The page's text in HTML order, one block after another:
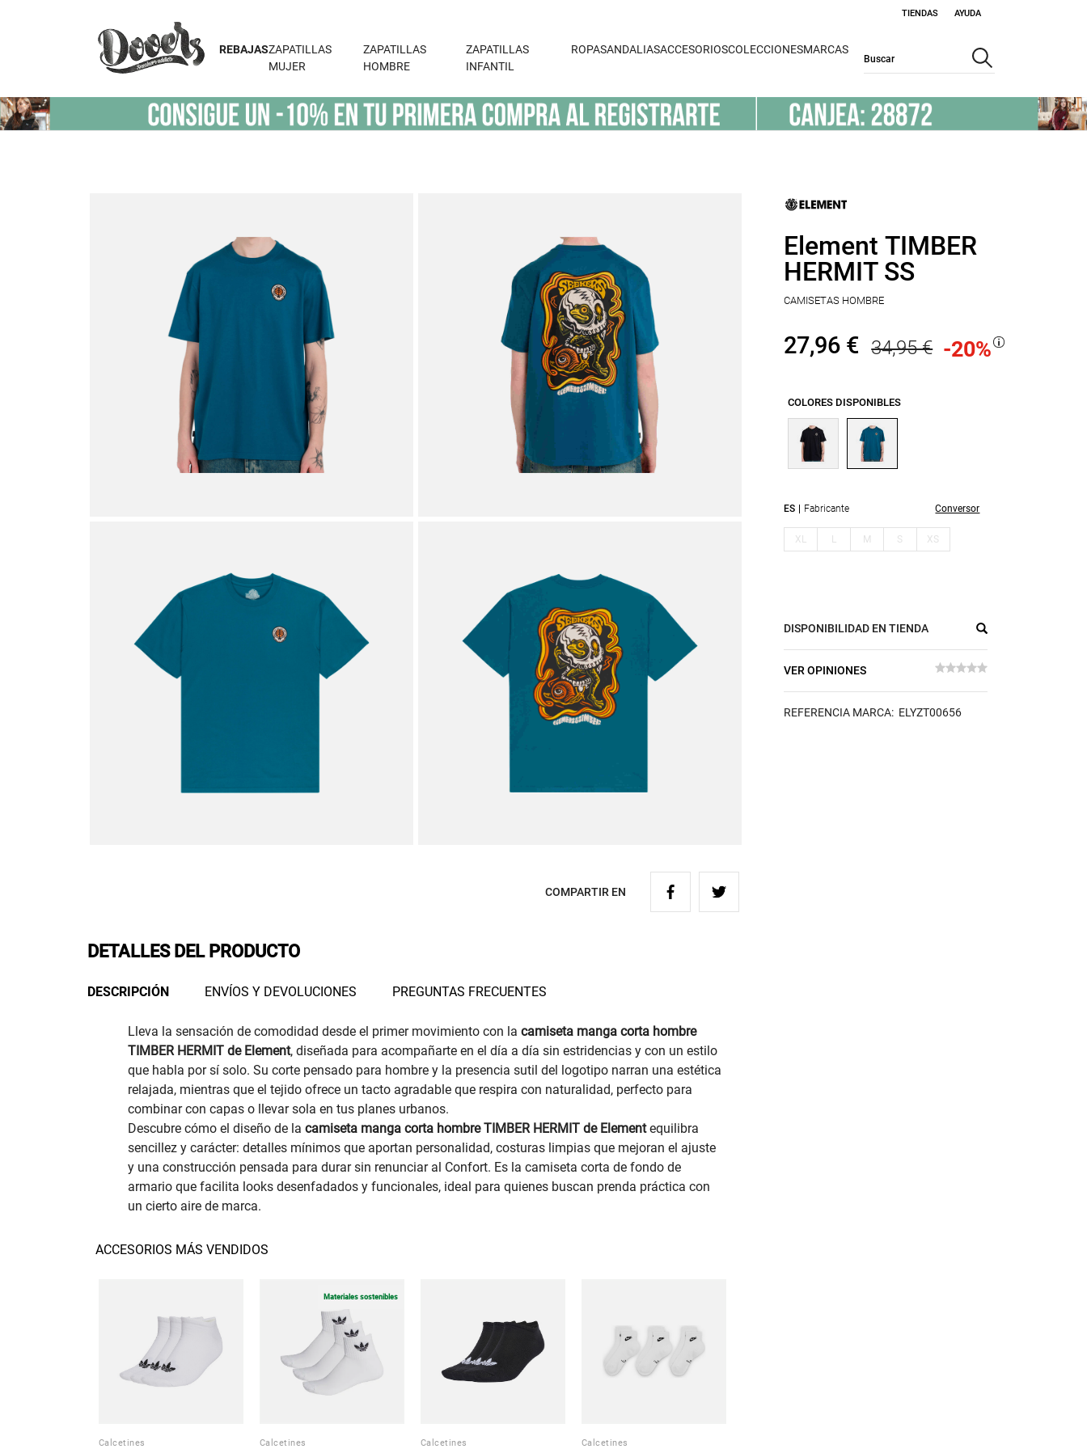
TIENDAS AYUDA
REBAJASZAPATILLAS
MUJER
ZAPATILLAS
HOMBRE
ZAPATILLAS
INFANTIL
ROPASANDALIASACCESORIOSCOLECCIONESMARCAS
Element TIMBER
HERMIT SS
CAMISETAS HOMBRE
27,96 € 34,95 € -20%
COLORES DISPONIBLES
ES Fabricante Conversor
XL L M S XS
DISPONIBILIDAD EN TIENDA
VER OPINIONES
REFERENCIA MARCA: ELYZT00656
COMPARTIR EN
DETALLES DEL PRODUCTO
DESCRIPCIÓN ENVÍOS Y DEVOLUCIONES PREGUNTAS FRECUENTES
Lleva la sensación de comodidad desde el primer movimiento con la camiseta manga corta hombre
TIMBER HERMIT de Element, diseñada para acompañarte en el día a día sin estridencias y con un estilo
que habla por sí solo. Su corte pensado para hombre y la presencia sutil del logotipo narran una estética
relajada, mientras que el tejido ofrece un tacto agradable que respira con naturalidad, perfecto para
combinar con capas o llevar sola en tus planes urbanos.
Descubre cómo el diseño de la camiseta manga corta hombre TIMBER HERMIT de Elementequilibra
sencillez y carácter: detalles mínimos que aportan personalidad, costuras limpias que mejoran el ajuste
y una construcción pensada para durar sin renunciar al Confort. Es la camiseta corta de fondo de
armario que facilita looks desenfadados y funcionales, ideal para quienes buscan prenda práctica con
un cierto aire de marca.
ACCESORIOS MÁS VENDIDOS
Calcetines
Materiales sostenibles
Calcetines Calcetines Calcetines